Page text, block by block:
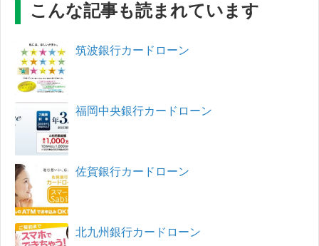
こんな記事も読まれています
筑波銀行カードローン
福岡中央銀行カードローン
佐賀銀行カードローン
北九州銀行カードローン